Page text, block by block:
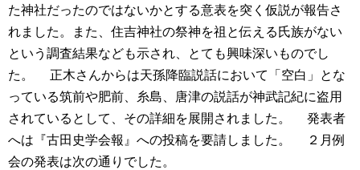
た神社だったのではないかとする意表を突く仮説が報告さ
れました。また、住吉神社の祭神を祖と伝える氏族がない
という調査結果なども示され、とても興味深いものでし
た。
正木さんからは天孫降臨説話において「空白」とな
っている筑前や肥前、糸島、唐津の説話が神武記紀に盗用
されているとして、その詳細を展開されました。
発表者
へは『古田史学会報』への投稿を要請しました。
２月例
会の発表は次の通りでした。